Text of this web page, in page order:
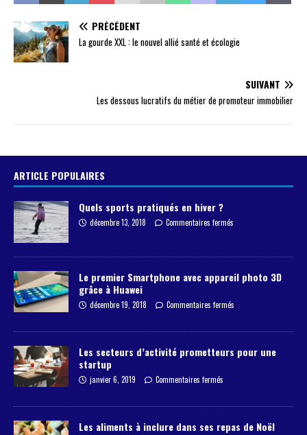
PRÉCÉDENT
La gourde XXL : le nouvel allié santé et écologie
SUIVANT
Les dessous lucratifs du métier de promoteur immobilier
ARTICLE POPULAIRES
Quels sports pratiqués en hiver ?
décembre 13, 2018 Commentaires fermés
Le premier Smartphone avec appareil photo 3D
grâce à Huawei
décembre 19, 2018 Commentaires fermés
Les secteurs d’activité prometteurs pour une
startup
janvier 6, 2019 Commentaires fermés
Les aliments à inclure dans ses repas de Noël